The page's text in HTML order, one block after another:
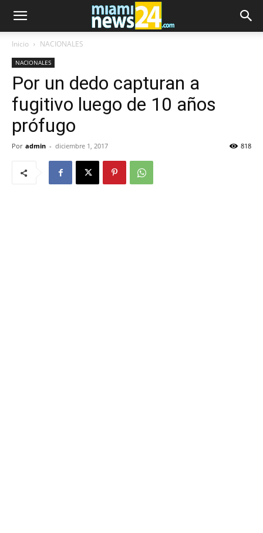
Inicio NACIONALES
NACIONALES
Por un dedo capturan a
fugitivo luego de 10 años
prófugo
Por admin - diciembre 1, 2017 818